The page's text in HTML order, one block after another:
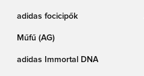
adidas focicipők
Műfű (AG)
adidas Immortal DNA